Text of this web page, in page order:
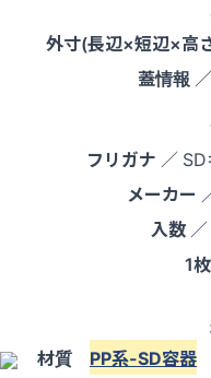
外寸(長辺×短辺×高
蓋情報
フリガナ ／
メーカー
入数／
1
材質 PP系-SD容器